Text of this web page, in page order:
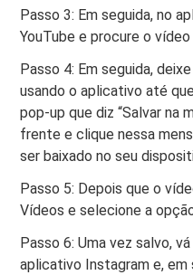
Passo 3: Em seguida, no
YouTube e procure o vídeo
Passo 4: Em seguida,
usando o aplicativo até
pop-up que diz “Salvar na
frente e clique nessa
ser baixado no seu
Passo 5: Depois que o
Vídeos e selecione a
Passo 6: Uma vez salvo,
aplicativo Instagram e, em